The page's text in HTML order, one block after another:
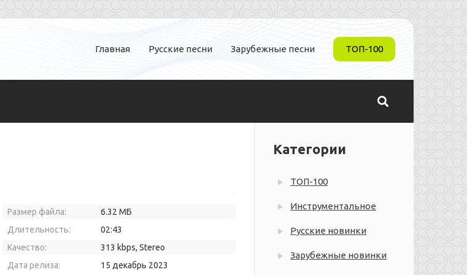
Главная Русские песни Зарубежные песни ТОП-100
Размер файла:
6.32 МБ
Длительность:
02:43
Качество:
313 kbps, Stereo
Дата релиза:
15 декабрь 2023
Категории
ТОП-100
Инструментальное
Русские новинки
Зарубежные новинки